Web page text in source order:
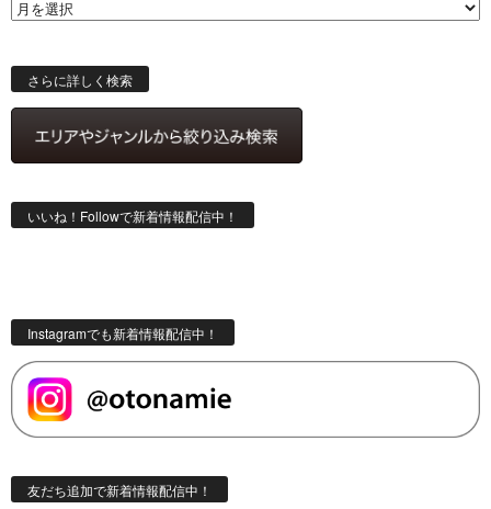
索
さらに詳しく検索
いいね！Followで新着情報配信中！
Instagramでも新着情報配信中！
友だち追加で新着情報配信中！